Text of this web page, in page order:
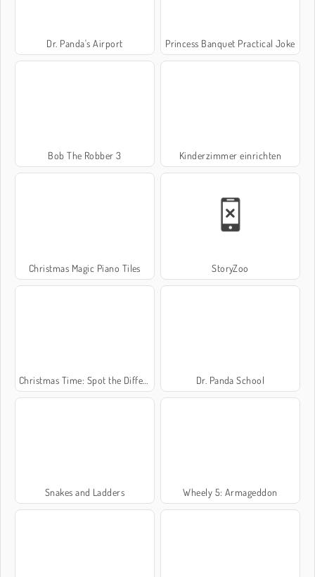
Dr. Panda's Airport Princess Banquet Practical Joke
Bob The Robber 3 Kinderzimmer einrichten
Christmas Magic Piano Tiles StoryZoo
Christmas Time: Spot the Difference Dr. Panda School
Snakes and Ladders Wheely 5: Armageddon